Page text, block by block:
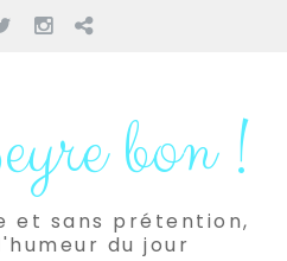
TwitterInstagram
Pinterest
bon !
et sans prétention,
du jour